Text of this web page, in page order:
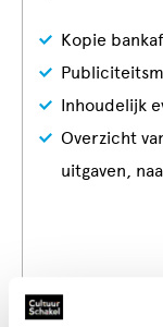
Kopie
Inhoudelijk
Overzicht
uitgaven,